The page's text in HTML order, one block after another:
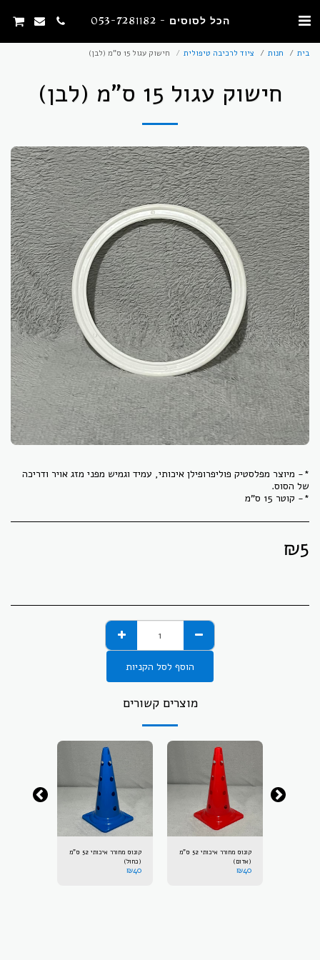
הכל לסוסים - 053-7281182
בית חנות ציוד לרכיבה טיפולית חישוק עגול 15 ס"מ (לבן)
חישוק עגול 15 ס"מ (לבן)
*- מיוצר מפלסטיק פוליפרופילן איכותי, עמיד וגמיש מפני מזג אויר ודריכה
*- קוטר 15 ס"מ
₪5
הוסף לסל הקניות
מוצרים קשורים
קונוס מחורר איכותי 52 ס"מ
(אדום)
₪40
קונוס מחורר איכותי 52 ס"מ
(כחול)
₪40